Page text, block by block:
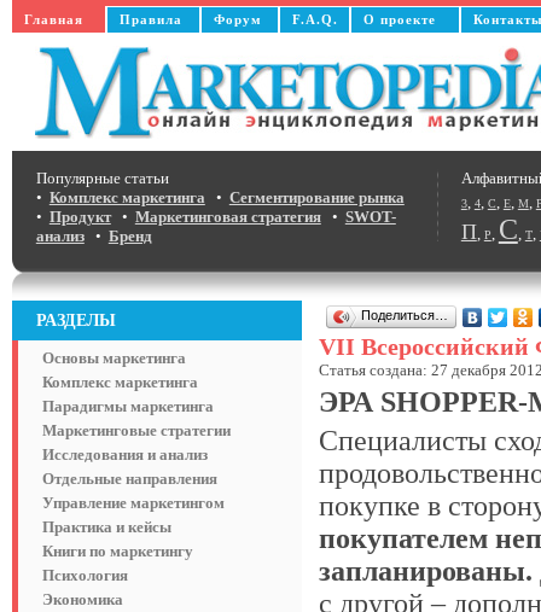
Главная Правила Форум F.A.Q. О проекте
3, 4, C, E, M,
П, Р, С, Т,
Популярные статьи
• Комплекс маркетинга • Сегментирование рынка
• Продукт• Маркетинговая стратегия• SWOT-
анализ• Бренд
РАЗДЕЛЫ
Основы маркетинга
Комплекс маркетинга
Парадигмы маркетинга
Маркетинговые стратегии
Исследования и анализ
Отдельные направления
Управление маркетингом
Практика и кейсы
Книги по маркетингу
Психология
Экономика
Поделиться…
VII Всероссийский
Статья создана: 27 декабря
ЭРА
Специалисты
покупке в
покупателем
запланированы.
с другой –